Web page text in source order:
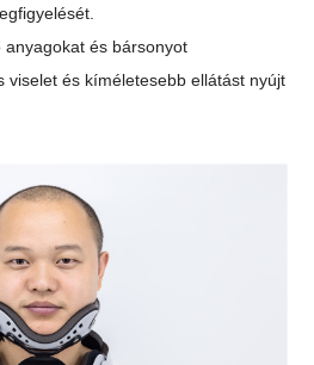
anyagokat és bársonyot
viselet és kíméletesebb ellátást nyújt